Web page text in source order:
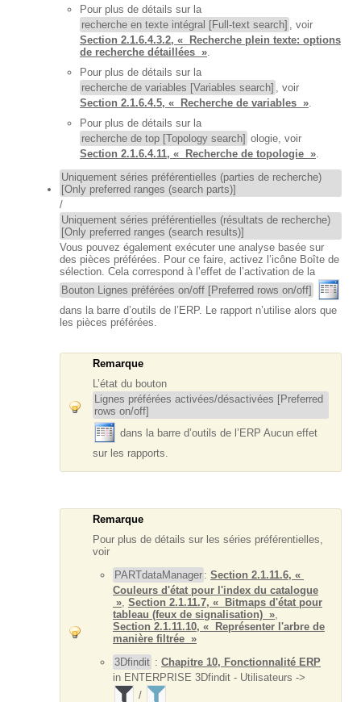
Pour plus de détails sur la
recherche en texte intégral [Full-text search] , voir
Section 2.1.6.4.3.2, « Recherche plein texte: options
de recherche détaillées ».
Pour plus de détails sur la
recherche de variables [Variables search] , voir
Section 2.1.6.4.5, « Recherche de variables ».
Pour plus de détails sur la
recherche de top [Topology search] ologie, voir
Section 2.1.6.4.11, « Recherche de topologie ».
Uniquement séries préférentielles (parties de recherche)
[Only preferred ranges (search parts)]
/
Uniquement séries préférentielles (résultats de recherche)
[Only preferred ranges (search results)]
Vous pouvez également exécuter une analyse basée sur
des pièces préférées. Pour ce faire, activez l’icône Boîte de
sélection. Cela correspond à l’effet de l’activation de la
Bouton Lignes préférées on/off [Preferred rows on/off]
dans la barre d’outils de l’ERP. Le rapport n’utilise alors que
les pièces préférées.
Remarque
L’état du bouton
Lignes préférées activées/désactivées [Preferred
rows on/off]
dans la barre d’outils de l’ERP Aucun effet
sur les rapports.
Remarque
Pour plus de détails sur les séries préférentielles,
voir
PARTdataManager : Section 2.1.11.6, «
Couleurs d'état pour l'index du catalogue
», Section 2.1.11.7, « Bitmaps d'état pour
tableau (feux de signalisation) »,
Section 2.1.11.10, « Représenter l'arbre de
manière filtrée »
3Dfindit : Chapitre 10, Fonctionnalité ERP
in ENTERPRISE 3Dfindit - Utilisateurs ->
/